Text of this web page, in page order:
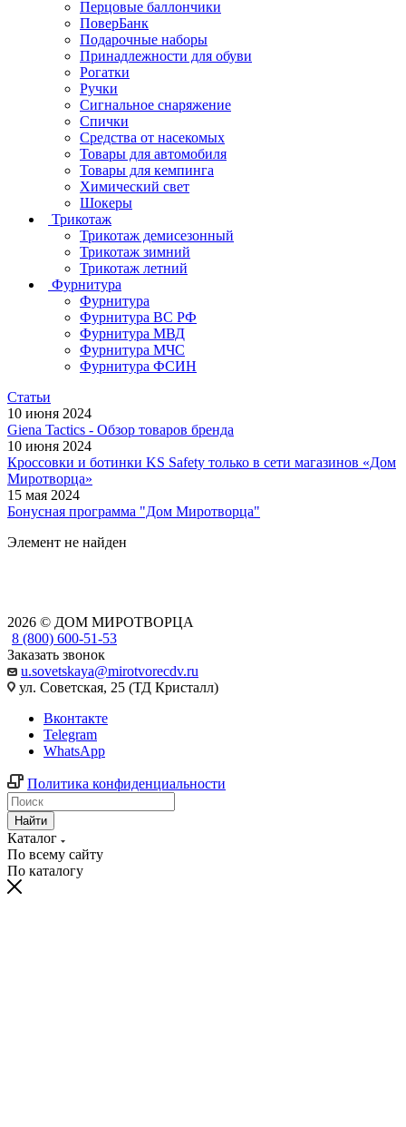
Перцовые баллончики
ПоверБанк
Подарочные наборы
Принадлежности для обуви
Рогатки
Ручки
Сигнальное снаряжение
Спички
Средства от насекомых
Товары для автомобиля
Товары для кемпинга
Химический свет
Шокеры
Трикотаж
Трикотаж демисезонный
Трикотаж зимний
Трикотаж летний
Фурнитура
Фурнитура
Фурнитура ВС РФ
Фурнитура МВД
Фурнитура МЧС
Фурнитура ФСИН
Статьи
10 июня 2024
Giena Tactics - Обзор товаров бренда
10 июня 2024
Кроссовки и ботинки KS Safety только в сети магазинов «Дом
Миротворца»
15 мая 2024
Бонусная программа "Дом Миротворца"
Элемент не найден
2026 © ДОМ МИРОТВОРЦА
8 (800) 600-51-53
Заказать звонок
u.sovetskaya@mirotvorecdv.ru
ул. Советская, 25 (ТД Кристалл)
Вконтакте
Telegram
WhatsApp
Политика конфиденциальности
Найти
Каталог
По всему сайту
По каталогу